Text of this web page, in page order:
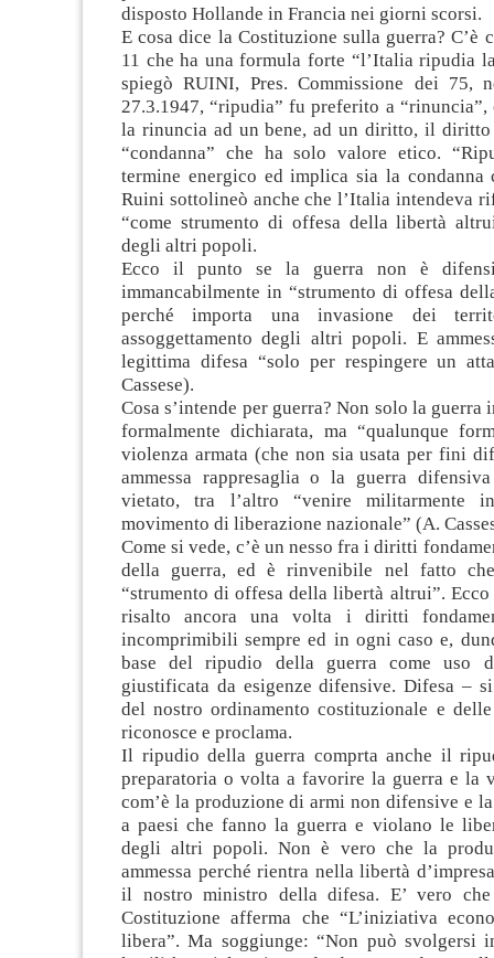
disposto Hollande in Francia nei giorni scorsi.
E cosa dice la Costituzione sulla guerra? C’è
11 che ha una formula forte “l’Italia ripudia
spiegò RUINI, Pres. Commissione dei 75,
27.3.1947, “ripudia” fu preferito a “rinuncia”,
la rinuncia ad un bene, ad un diritto, il diritto
“condanna” che ha solo valore etico.
termine energico ed implica sia la condanna
Ruini sottolineò anche che l’Italia intendeva
“come strumento di offesa della libertà
degli altri popoli.
Ecco il punto se la guerra non è
immancabilmente in “strumento di offesa
perché importa una invasione dei
assoggettamento degli altri popoli. E
legittima difesa “solo per respingere un
Cassese).
Cosa s’intende per guerra? Non solo la guerra
formalmente dichiarata, ma “qualunque
violenza armata (che non sia usata per fini
ammessa rappresaglia o la guerra
vietato, tra l’altro “venire militarmente
movimento di liberazione nazionale” (A.
Come si vede, c’è un nesso fra i diritti
della guerra, ed è rinvenibile nel fatto
“strumento di offesa della libertà altrui”.
risalto ancora una volta i diritti
incomprimibili sempre ed in ogni caso e,
base del ripudio della guerra come uso
giustificata da esigenze difensive. Difesa –
del nostro ordinamento costituzionale e
riconosce e proclama.
Il ripudio della guerra comprta anche il
preparatoria o volta a favorire la guerra e la
com’è la produzione di armi non difensive e
a paesi che fanno la guerra e violano le
degli altri popoli. Non è vero che la
ammessa perché rientra nella libertà
il nostro ministro della difesa. E’ vero
Costituzione afferma che “L’iniziativa
libera”. Ma soggiunge: “Non può svolgersi